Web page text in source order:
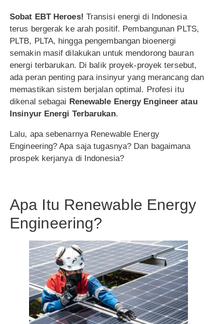
Sobat EBT Heroes! Transisi energi di Indonesia
terus bergerak ke arah positif. Pembangunan PLTS,
PLTB, PLTA, hingga pengembangan bioenergi
semakin masif dilakukan untuk mendorong bauran
energi terbarukan. Di balik proyek-proyek tersebut,
ada peran penting para insinyur yang merancang dan
memastikan sistem berjalan optimal. Profesi itu
dikenal sebagai Renewable Energy Engineer atau
Insinyur Energi Terbarukan.
Lalu, apa sebenarnya Renewable Energy
Engineering? Apa saja tugasnya? Dan bagaimana
prospek kerjanya di Indonesia?
Apa Itu Renewable Energy
Engineering?